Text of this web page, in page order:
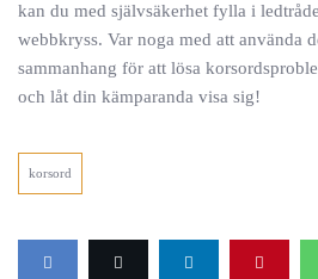
kan du med självsäkerhet fylla i
webbkryss. Var noga med att använda
sammanhang för att lösa
och låt din kämparanda visa sig!
korsord